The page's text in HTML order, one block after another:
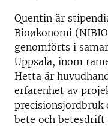
Quentin är
Bioøkonomi
genomförts i
Uppsala, inom
Hetta är
erfarenhet av
bete och betesdrift